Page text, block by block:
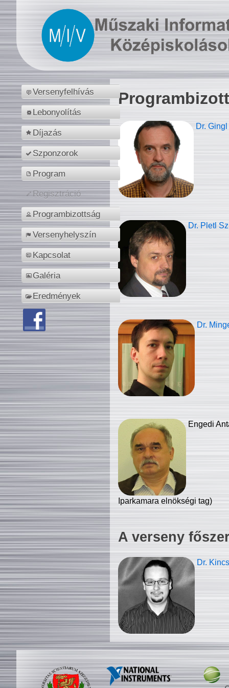
Versenyfelhívás
Lebonyolítás
Díjazás
Szponzorok
Program
Regisztráció
Programbizottság
Versenyhelyszín
Kapcsolat
Galéria
Eredmények
Dr.
Dr. Pletl
Dr.
Engedi
Iparkamara elnökségi tag)
A verseny
Dr.